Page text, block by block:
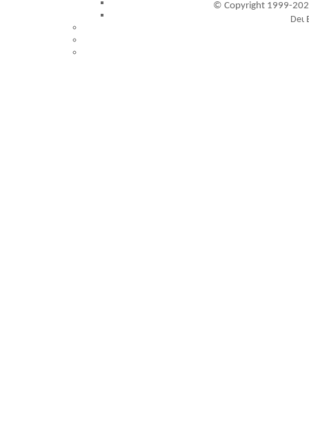
© Copyright 1999-
Besucher seit 20.09.1999: 19434970